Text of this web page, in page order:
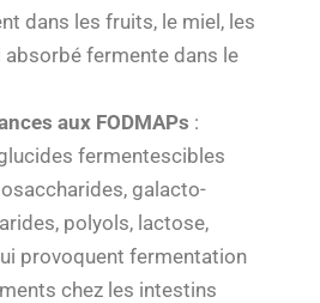
dans les fruits, le miel, les
absorbé fermente dans le
aux FODMAPs :
fermentescibles
galacto-
polyols, lactose,
provoquent fermentation
chez les intestins